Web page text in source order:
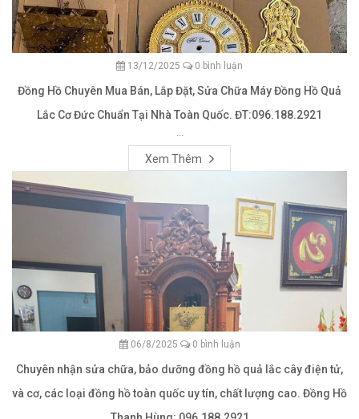
13/12/2025 0 bình luận
Đồng Hồ Chuyên Mua Bán, Lắp Đặt, Sửa Chữa Máy Đồng Hồ Quả
Lắc Cơ Đức Chuẩn Tại Nhà Toàn Quốc. ĐT:096.188.2921
Xem Thêm
06/8/2025 0 bình luận
Chuyên nhận sửa chữa, bảo dưỡng đồng hồ quả lắc cây điện tử,
và cơ, các loại đồng hồ toàn quốc uy tín, chất lượng cao. Đồng Hồ